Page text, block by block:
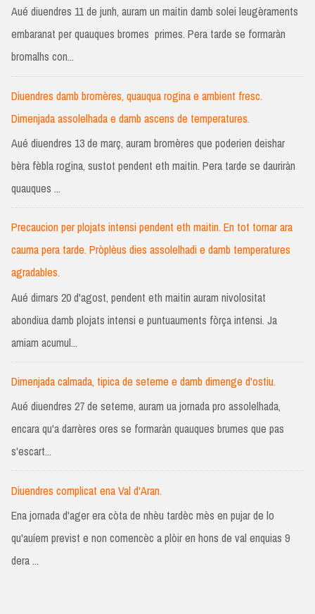
Aué diuendres 11 de junh, auram un maitin damb solei leugèraments
embaranat per quauques bromes primes. Pera tarde se formaràn
bromalhs con...
Diuendres damb bromères, quauqua rogina e ambient fresc.
Dimenjada assolelhada e damb ascens de temperatures.
Aué diuendres 13 de març, auram bromères que poderien deishar
bèra fèbla rogina, sustot pendent eth maitin. Pera tarde se dauriràn
quauques ...
Precaucion per plojats intensi pendent eth maitin. En tot tornar ara
cauma pera tarde. Pròplèus dies assolelhadi e damb temperatures
agradables.
Aué dimars 20 d'agost, pendent eth maitin auram nivolositat
abondiua damb plojats intensi e puntuauments fòrça intensi. Ja
amiam acumul...
Dimenjada calmada, tipica de seteme e damb dimenge d'ostiu.
Aué diuendres 27 de seteme, auram ua jornada pro assolelhada,
encara qu'a darrères ores se formaràn quauques brumes que pas
s'escart...
Diuendres complicat ena Val d'Aran.
Ena jornada d'ager era còta de nhèu tardèc mès en pujar de lo
qu'auíem previst e non comencèc a plòir en hons de val enquias 9
dera ...